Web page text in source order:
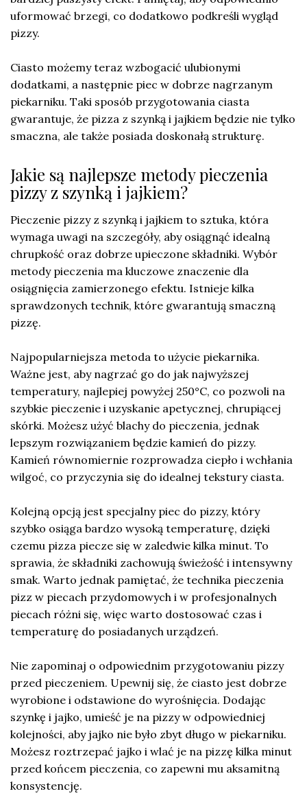
uformować brzegi, co dodatkowo podkreśli wygląd
pizzy.
Ciasto możemy teraz wzbogacić ulubionymi
dodatkami, a następnie piec w dobrze nagrzanym
piekarniku. Taki sposób przygotowania ciasta
gwarantuje, że pizza z szynką i jajkiem będzie nie tylko
smaczna, ale także posiada doskonałą strukturę.
Jakie są najlepsze metody pieczenia
pizzy z szynką i jajkiem?
Pieczenie pizzy z szynką i jajkiem to sztuka, która
wymaga uwagi na szczegóły, aby osiągnąć idealną
chrupkość oraz dobrze upieczone składniki. Wybór
metody pieczenia ma kluczowe znaczenie dla
osiągnięcia zamierzonego efektu. Istnieje kilka
sprawdzonych technik, które gwarantują smaczną
pizzę.
Najpopularniejsza metoda to użycie piekarnika.
Ważne jest, aby nagrzać go do jak najwyższej
temperatury, najlepiej powyżej 250°C, co pozwoli na
szybkie pieczenie i uzyskanie apetycznej, chrupiącej
skórki. Możesz użyć blachy do pieczenia, jednak
lepszym rozwiązaniem będzie kamień do pizzy.
Kamień równomiernie rozprowadza ciepło i wchłania
wilgoć, co przyczynia się do idealnej tekstury ciasta.
Kolejną opcją jest specjalny piec do pizzy, który
szybko osiąga bardzo wysoką temperaturę, dzięki
czemu pizza piecze się w zaledwie kilka minut. To
sprawia, że składniki zachowują świeżość i intensywny
smak. Warto jednak pamiętać, że technika pieczenia
pizz w piecach przydomowych i w profesjonalnych
piecach różni się, więc warto dostosować czas i
temperaturę do posiadanych urządzeń.
Nie zapominaj o odpowiednim przygotowaniu pizzy
przed pieczeniem. Upewnij się, że ciasto jest dobrze
wyrobione i odstawione do wyrośnięcia. Dodając
szynkę i jajko, umieść je na pizzy w odpowiedniej
kolejności, aby jajko nie było zbyt długo w piekarniku.
Możesz roztrzepać jajko i wlać je na pizzę kilka minut
przed końcem pieczenia, co zapewni mu aksamitną
konsystencję.